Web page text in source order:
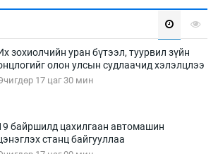
зохиолчийн уран бүтээл, туурвил зүйн
олон улсын судлаачид хэлэлцлээ
17 цаг 30 мин
байршилд цахилгаан автомашин
станц байгууллаа